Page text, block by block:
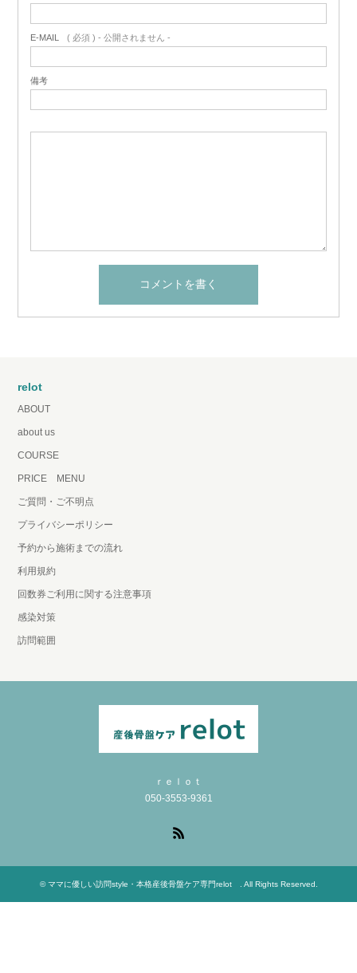
E-MAIL ( 必須 ) - 公開されません -
備考
relot
ABOUT
about us
COURSE
PRICE MENU
ご質問・ご不明点
プライバシーポリシー
予約から施術までの流れ
利用規約
回数券ご利用に関する注意事項
感染対策
訪問範囲
ｒｅｌｏｔ
050‐3553‐9361
©ママに優しい訪問style・本格産後骨盤ケア専門relot . All Rights Reserved.